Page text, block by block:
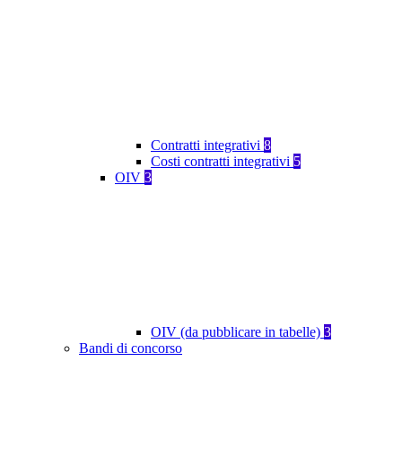
Contratti integrativi 8
Costi contratti integrativi 5
OIV 3
OIV (da pubblicare in tabelle) 3
Bandi di concorso